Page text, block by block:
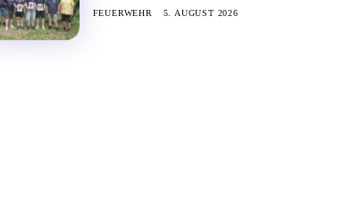
FEUERWEHR 5. AUGUST 2026